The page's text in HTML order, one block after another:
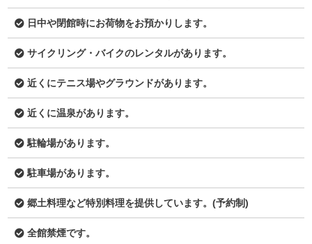
日中や閉館時にお荷物をお預かりします。
サイクリング・バイクのレンタルがあります。
近くにテニス場やグラウンドがあります。
近くに温泉があります。
駐輪場があります。
駐車場があります。
郷土料理など特別料理を提供しています。(予約制)
全館禁煙です。